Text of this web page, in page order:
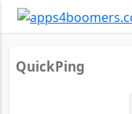
QuickPing